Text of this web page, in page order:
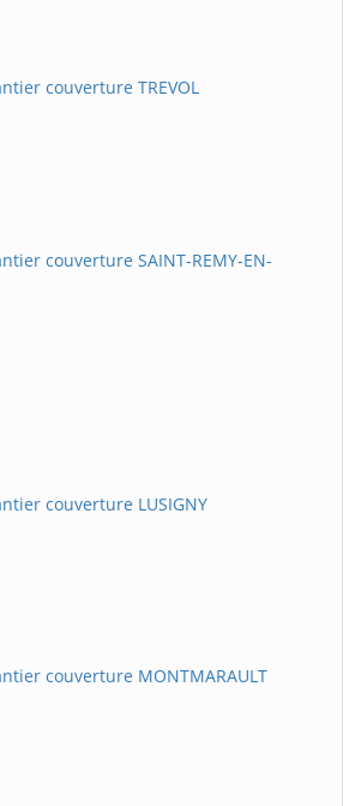
couverture TREVOL
couverture SAINT-REMY-EN-
couverture LUSIGNY
couverture MONTMARAULT